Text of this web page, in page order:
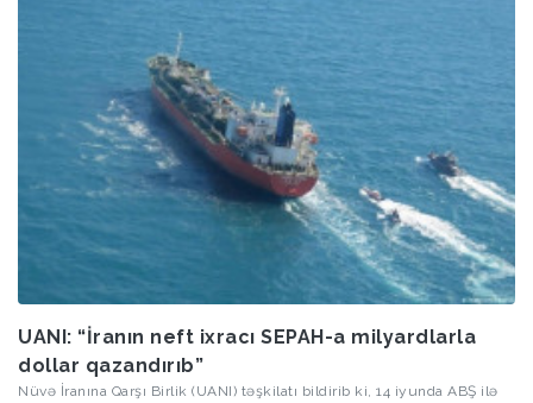
UANI: “İranın neft ixracı SEPAH-a milyardlarla
dollar qazandırıb”
Nüvə İranına Qarşı Birlik (UANI) təşkilatı bildirib ki, 14 iyunda ABŞ ilə